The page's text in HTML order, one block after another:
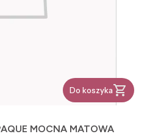
Do koszyka
MOCNA MATOWA